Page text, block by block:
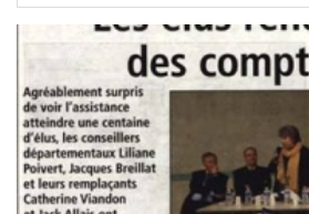
informent des subventions votées,
faveur de leur canton lors de la
de la séance plénière[ … ]